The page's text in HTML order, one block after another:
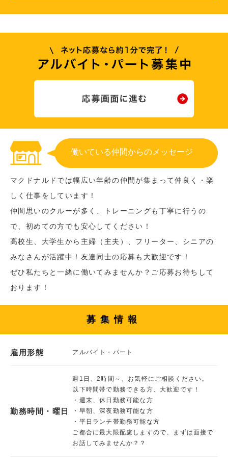
働いている仲間からのメッセージ
マクドナルドでは幅広い年齢の仲間が集まって仲良く・楽
しく仕事をしています！
仲間思いのクルーが多く、トレーニングも丁寧に行うの
で、初めての方でも安心してください！
高校生、大学生から主婦（主夫）、フリーター、シニアの
みなさんが活躍中！友達同士の応募も大歓迎です！
ぜひ私たちと一緒に働いてみませんか？ご応募お待ちして
おります！
募集情報
雇用形態 アルバイト・パート
勤務時間・曜日
週1日、2時間～、お気軽にご相談ください。
以下時間帯で勤務できる方、大歓迎です！
・週末、休日勤務可能な方
・早朝、深夜勤務可能な方
・平日ランチ帯勤務可能な方
ご都合に最大限配慮しますので、まずは面接で
お話してみませんか？？